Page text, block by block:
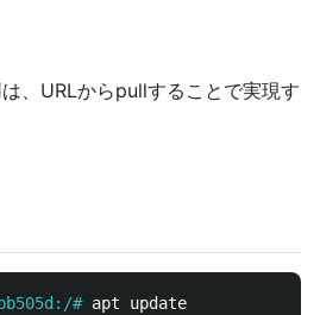
、URLからpullすることで実現す
#